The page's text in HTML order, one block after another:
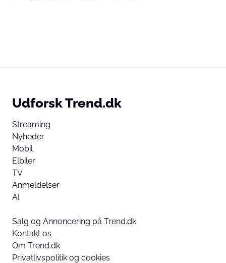
Udforsk Trend.dk
Streaming
Nyheder
Mobil
Elbiler
TV
Anmeldelser
AI
Salg og Annoncering på Trend.dk
Kontakt os
Om Trend.dk
Privatlivspolitik og cookies